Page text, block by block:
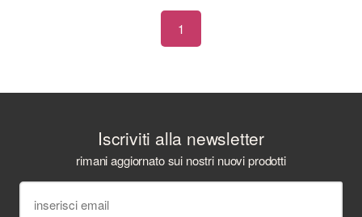
1
Iscriviti alla newsletter
rimani aggiornato sui nostri nuovi prodotti